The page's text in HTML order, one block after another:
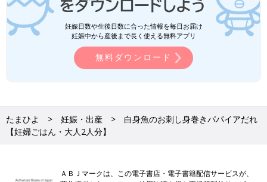
妊娠日数や生後日数に合った情報を毎日お届け
妊娠中から産後まで長く使える無料アプリ
無料ダウンロード
たまひよ 妊娠・出産
白身魚のお刺し身巻きパパイアだれ
【妊婦ごはん・大人2人分】
ＡＢＪマークは、この電子書店・電子書籍配信サービスが、